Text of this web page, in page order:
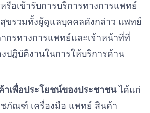
รือเข้ารับการบริการทางการแพทย์
ขรวมทั้งผู้ดูแลบุคคลดังกล่าว แพทย์
กรทางการแพทย์และเจ้าหน้าที่ที่
งปฎิบัติงานในการให้บริการด้าน
าเพื่อประโยชน์ของประชาชนได้แก่
ชภัณฑ์ เครื่องมือ แพทย์ สินค้า